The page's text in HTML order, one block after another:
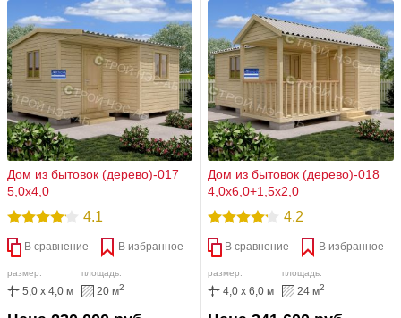
себе как магнит, даря ощущение
благоденствия и равновесия. Как же
хорошо в конце трудовой недели
подарить отраду своей душе,
посетив такой невероятно милый и
очаровательный домик.
дополнительные комнаты и
небольшая терраса. Возможна и
перепланировка дома с
изменением количества и длины
перегородок и т.д.
Дом из бытовок (дерево)-017
5,0х4,0
4.1
В сравнение В избранное
размер:
5,0 x 4,0 м
площадь:
20 м2
Дом из бытовок (дерево)-018
4,0х6,0+1,5х2,0
4.2
В сравнение В избранное
размер:
4,0 x 6,0 м
площадь:
24 м2